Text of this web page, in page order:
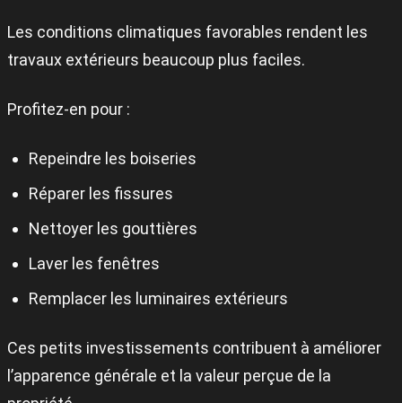
Les conditions climatiques favorables rendent les
travaux extérieurs beaucoup plus faciles.
Profitez-en pour :
Repeindre les boiseries
Réparer les fissures
Nettoyer les gouttières
Laver les fenêtres
Remplacer les luminaires extérieurs
Ces petits investissements contribuent à améliorer
l’apparence générale et la valeur perçue de la